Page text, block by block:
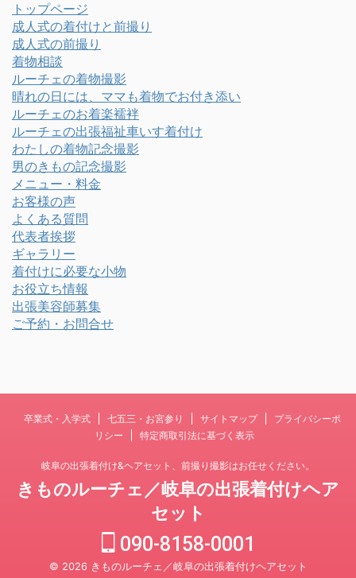
トップページ
成人式の着付けと前撮り
成人式の前撮り
着物相談
ルーチェの着物撮影
晴れの日には、ママも着物でお付き添い
ルーチェのお着楽襦袢
ルーチェの出張福祉車いす着付け
わたしの着物記念撮影
男のきもの記念撮影
メニュー・料金
お客様の声
よくある質問
代表者挨拶
ギャラリー
着付けに必要な小物
お役立ち情報
出張美容師募集
ご予約・お問合せ
卒業式・入学式 七五三・お宮参り サイトマップ
プライバシーポ
リシー
特定商取引法に基づく表示
岐阜の出張着付け&ヘアセット、前撮り撮影はお任せください。
きものルーチェ／岐阜の出張着付けヘア
セット
090-8158-0001
© 2026 きものルーチェ／岐阜の出張着付けヘアセット